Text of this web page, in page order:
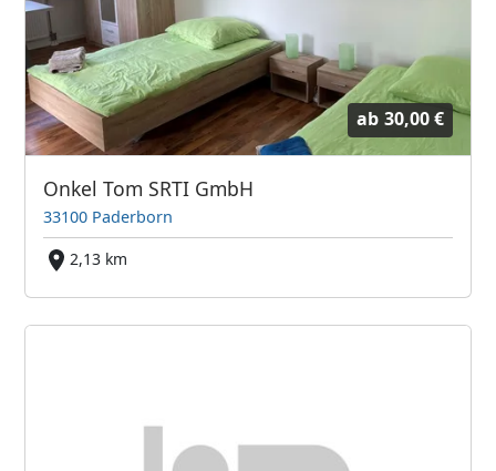
ab 30,00 €
Onkel Tom SRTI GmbH
33100 Paderborn
2,13 km